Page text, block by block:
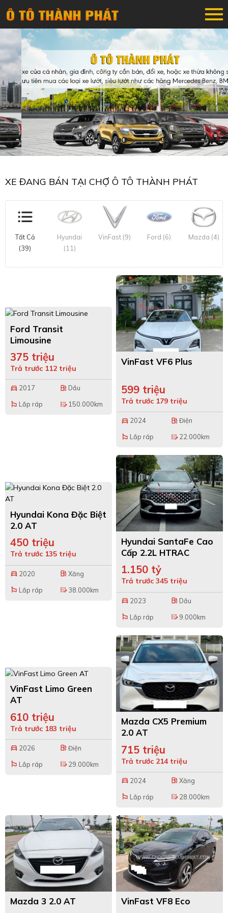
XE ĐANG BÁN TẠI CHỢ Ô TÔ THÀNH PHÁT
Tất Cả
(39)
Hyundai
(11)
VinFast (9) Ford (6) Mazda (4)
Ford Transit
Limousine
375 triệu
Trả trước 112 triệu
directions_car 2017 local_gas_station Dầu
emoji_flags Lắp ráp edit_road 150.000km
VinFast VF6 Plus
599 triệu
Trả trước 179 triệu
directions_car 2024 local_gas_station Điện
emoji_flags Lắp ráp edit_road 22.000km
Hyundai Kona Đặc Biệt
2.0 AT
450 triệu
Trả trước 135 triệu
directions_car 2020 local_gas_station Xăng
emoji_flags Lắp ráp edit_road 38.000km
Hyundai SantaFe Cao
Cấp 2.2L HTRAC
1.150 tỷ
Trả trước 345 triệu
directions_car 2023 local_gas_station Dầu
emoji_flags Lắp ráp edit_road 9.000km
VinFast Limo Green
AT
610 triệu
Trả trước 183 triệu
directions_car 2026 local_gas_station Điện
emoji_flags Lắp ráp edit_road 29.000km
Mazda CX5 Premium
2.0 AT
715 triệu
Trả trước 214 triệu
directions_car 2024 local_gas_station Xăng
emoji_flags Lắp ráp edit_road 28.000km
Mazda 3 2.0 AT VinFast VF8 Eco